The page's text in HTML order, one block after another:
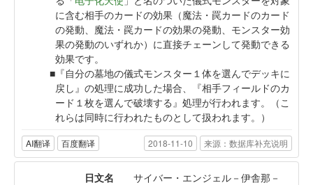
に含む相手のカードの効果（魔法・罠カードのカード
の発動、魔法・罠カードの効果の発動、モンスター効
果の発動のいずれか）に直接チェーンして発動できる
効果です。
『自分の墓地の儀式モンスター１体を選んでデッキに
戻し』の処理に成功した場合、『相手フィールドのカ
ード１枚を選んで破壊する』処理が行われます。（こ
れらは同時に行われたものとして扱われます。）
AI翻译 百度翻译 2018-11-10 来源：数据库补充说明
日文名
サイバー・エンジェル－伊舎那－